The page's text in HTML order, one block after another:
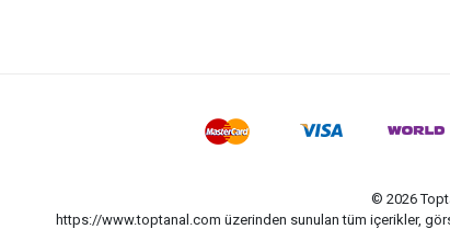
© 2026
https://www.toptanal.com üzerinden sunulan tüm içerikler,